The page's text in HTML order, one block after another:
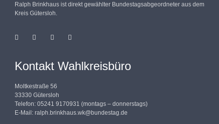
Ralph Brinkhaus ist direkt gewählter Bundestagsabgeordneter aus dem
Kreis Gütersloh.
Kontakt Wahlkreisbüro
Moltkestraße 56
33330 Gütersloh
Telefon: 05241 9170931 (montags – donnerstags)
E-Mail: ralph.brinkhaus.wk@bundestag.de